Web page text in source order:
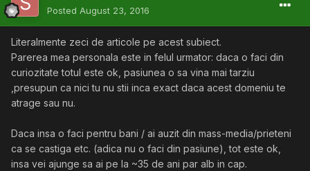
Posted August 23, 2016
Literalmente zeci de articole pe acest subiect.
Parerea mea personala este in felul urmator: daca o faci din
curiozitate totul este ok, pasiunea o sa vina mai tarziu
,presupun ca nici tu nu stii inca exact daca acest domeniu te
atrage sau nu.
Daca insa o faci pentru bani / ai auzit din mass-media/prieteni
ca se castiga etc. (adica nu o faci din pasiune), tot este ok,
insa vei ajunge sa ai pe la ~35 de ani par alb in cap.